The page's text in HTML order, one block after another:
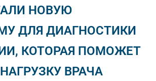
НОВУЮ
ДЛЯ ДИАГНОСТИКИ
КОТОРАЯ ПОМОЖЕТ
ВРАЧА